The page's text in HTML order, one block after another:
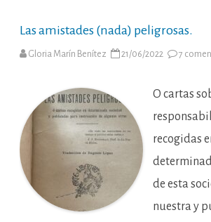
Las amistades (nada) peligrosas.
Gloria Marín Benítez 21/06/2022 7
O cartas
recogidas
de esta
nuestra y